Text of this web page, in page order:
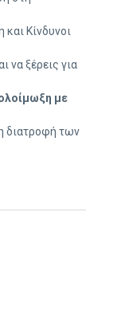
Κίνδυνοι
να ξέρεις για
με
διατροφή των